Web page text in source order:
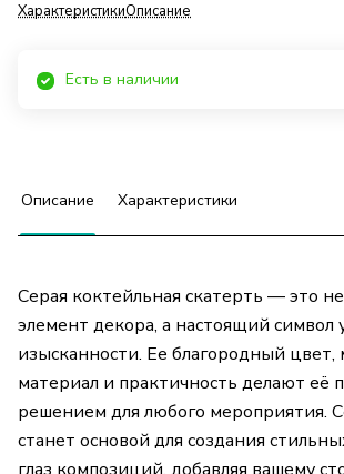
ХарактеристикиОписание
Есть в наличии
Описание Характеристики
Серая коктейльная скатерть — это
элемент декора, а настоящий символ
изысканности. Ее благородный цвет,
материал и практичность делают её
решением для любого мероприятия.
станет основой для создания